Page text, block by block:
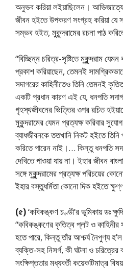
অনুভব করিয়া লইয়াছিলেন।
জীবন হইতে উপকরণ সংগ্রহ করিয়া যে
সম্ভব হইত, মুকুন্দরামের রচনা পাঠ
“বিচ্ছিন্ন চরিত্র-সৃষ্টিতে মুকুন্দরাম
প্রকাশ করিয়াছেন, তেমনই
সদাগরের কাহিনীতেও তিনি তেমনই
একটি প্রধান কারণ এই যে, ধনপতি
গৃহস্থজীবনের ভিত্তির ওপর রচিত
মুকুন্দরামের যেমন প্রত্যক্ষ করিবার
ব্যাধজীবনকে ততখানি নিকট হইতে
করিতে পারেন নাই।… কিন্তু ধনপতি
দেখিতে পাওয়া যায় না। ইহার জীবন
সঙ্গে মুকুন্দরামের প্রত্যক্ষ পরিচয়ের
ইহার বস্তুধর্মিতা কোনো দিক হইতে
(৫)‘কবিকঙ্কণ চণ্ডী’র ভূমিকায় ডঃ
“কবিকঙ্কণের কৃতিত্ব প্লট ও কাহিনীর
হতে পারে, কিন্তু তাঁর আশ্চর্য নৈপুণ্য
ব্যক্তি-সহ নিসর্গ, কী ঘটনা ও চরিত্রের
সংক্ষিপ্ততার মধ্যবর্তী কয়েকটিমাত্র